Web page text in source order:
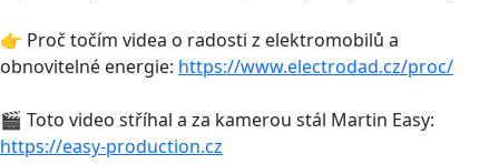
👉 Proč točím videa o radosti z elektromobilů a
obnovitelné energie: https://www.electrodad.cz/proc/
🎬 Toto video stříhal a za kamerou stál Martin Easy:
https://easy-production.cz